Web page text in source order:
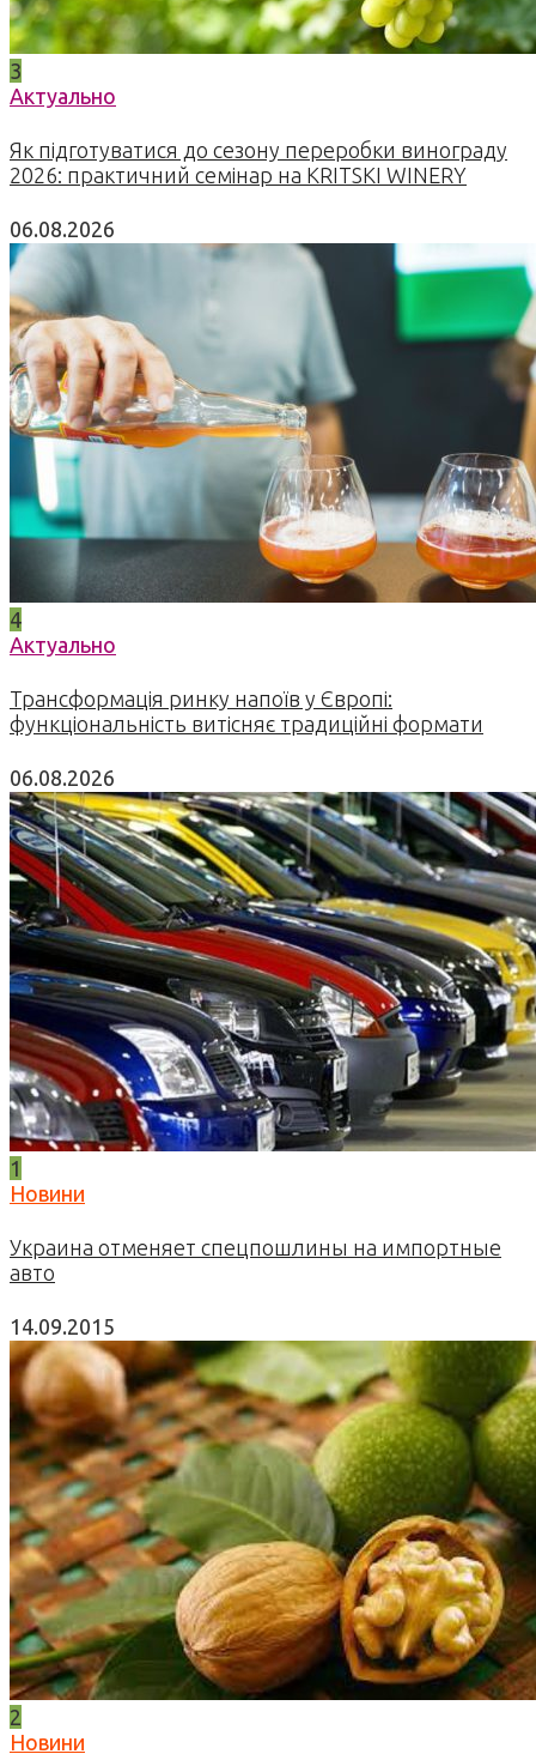
3
Актуально
Як підготуватися до сезону переробки винограду
2026: практичний семінар на KRITSKI WINERY
06.08.2026
4
Актуально
Трансформація ринку напоїв у Європі:
функціональність витісняє традиційні формати
06.08.2026
1
Новини
Украина отменяет спецпошлины на импортные
авто
14.09.2015
2
Новини